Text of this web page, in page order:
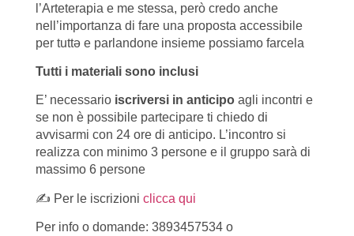
l’Arteterapia e me stessa, però credo anche
nell’importanza di fare una proposta accessibile
per tuttə e parlandone insieme possiamo farcela
Tutti i materiali sono inclusi
E’ necessario iscriversi in anticipo agli incontri e
se non è possibile partecipare ti chiedo di
avvisarmi con 24 ore di anticipo. L’incontro si
realizza con minimo 3 persone e il gruppo sarà di
massimo 6 persone
✍ Per le iscrizioni clicca qui
Per info o domande: 3893457534 o